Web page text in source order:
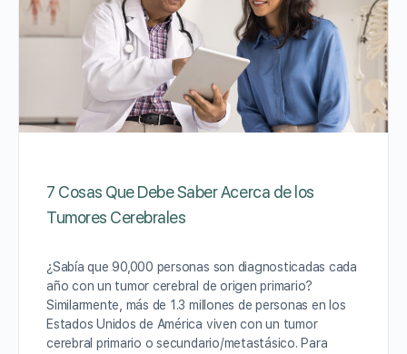
7 Cosas Que Debe Saber Acerca de los
Tumores Cerebrales
¿Sabía que 90,000 personas son diagnosticadas cada
año con un tumor cerebral de origen primario?
Similarmente, más de 1.3 millones de personas en los
Estados Unidos de América viven con un tumor
cerebral primario o secundario/metastásico. Para